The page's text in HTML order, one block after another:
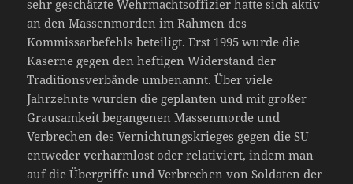
sehr geschätzte Wehrmachtsoffizier hatte sich aktiv
an den Massenmorden im Rahmen des
Kommissarbefehls beteiligt. Erst 1995 wurde die
Kaserne gegen den heftigen Widerstand der
Traditionsverbände umbenannt. Über viele
Jahrzehnte wurden die geplanten und mit großer
Grausamkeit begangenen Massenmorde und
Verbrechen des Vernichtungskrieges gegen die SU
entweder verharmlost oder relativiert, indem man
auf die Übergriffe und Verbrechen von Soldaten der